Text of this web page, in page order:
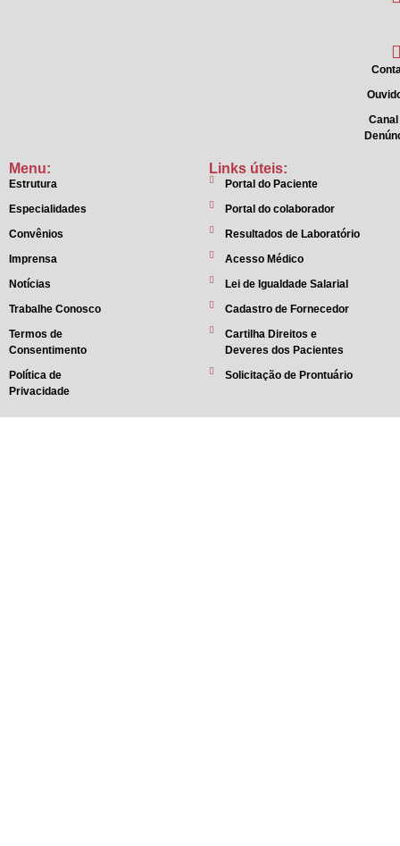
Canal
Menu:
Estrutura
Especialidades
Convênios
Imprensa
Notícias
Trabalhe Conosco
Termos de
Consentimento
Política de
Privacidade
Links úteis:
Portal do Paciente
Portal do colaborador
Resultados de Laboratório
Acesso Médico
Lei de Igualdade Salarial
Cadastro de Fornecedor
Cartilha Direitos e
Deveres dos Pacientes
Solicitação de Prontuário